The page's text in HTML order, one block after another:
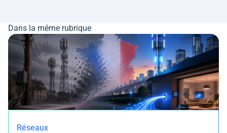
Dans la même rubrique
Réseaux